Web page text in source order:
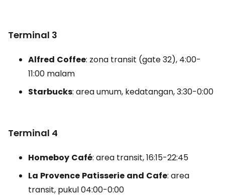
Terminal 3
Alfred Coffee: zona transit (gate 32), 4:00-
11:00 malam
Starbucks: area umum, kedatangan, 3:30-0:00
Terminal 4
Homeboy Café: area transit, 16:15-22:45
La Provence Patisserie and Cafe: area
transit, pukul 04:00-0:00